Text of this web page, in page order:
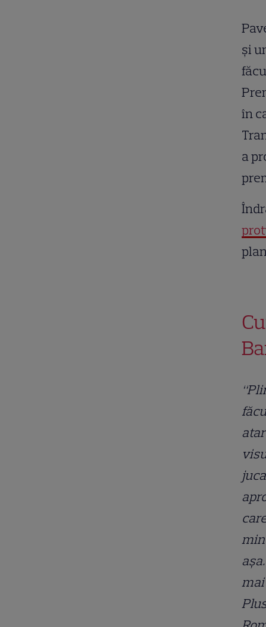
și
în
a
mai